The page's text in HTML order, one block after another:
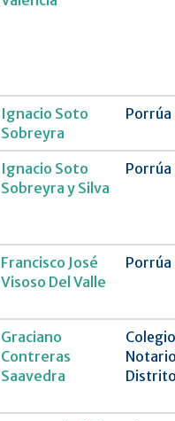
Ignacio Soto
Sobreyra
Porrúa
Ignacio Soto
Sobreyra y Silva
Porrúa
Francisco José
Visoso Del Valle
Porrúa
Graciano
Contreras
Saavedra